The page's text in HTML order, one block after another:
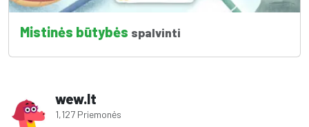
Mistinės būtybės spalvinti
wew.lt
1,127 Priemonės